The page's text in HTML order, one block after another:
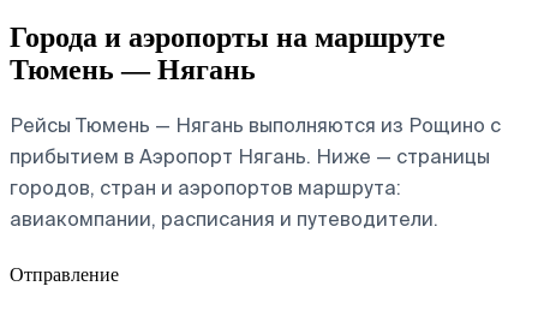
Города и аэропорты на маршруте
Тюмень — Нягань
Рейсы Тюмень — Нягань выполняются из Рощино с
прибытием в Аэропорт Нягань. Ниже — страницы
городов, стран и аэропортов маршрута:
авиакомпании, расписания и путеводители.
Отправление